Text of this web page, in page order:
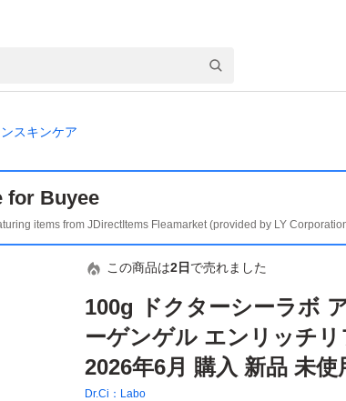
スキンケア
for Buyee
items from JDirectItems Fleamarket (provided by LY
この商品は2日 で売れました
100g ドクターシーラボ
ーゲンゲル エンリッチリ
2026年6月 購入 新品 未使
Dr.Ci：Labo